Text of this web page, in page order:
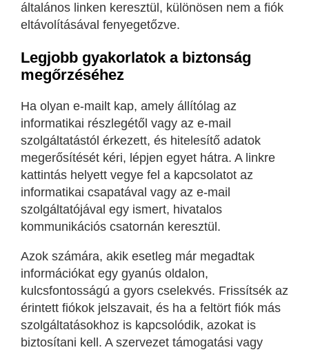
általános linken keresztül, különösen nem a fiók
eltávolításával fenyegetőzve.
Legjobb gyakorlatok a biztonság
megőrzéséhez
Ha olyan e-mailt kap, amely állítólag az
informatikai részlegétől vagy az e-mail
szolgáltatástól érkezett, és hitelesítő adatok
megerősítését kéri, lépjen egyet hátra. A linkre
kattintás helyett vegye fel a kapcsolatot az
informatikai csapatával vagy az e-mail
szolgáltatójával egy ismert, hivatalos
kommunikációs csatornán keresztül.
Azok számára, akik esetleg már megadtak
információkat egy gyanús oldalon,
kulcsfontosságú a gyors cselekvés. Frissítsék az
érintett fiókok jelszavait, és ha a feltört fiók más
szolgáltatásokhoz is kapcsolódik, azokat is
biztosítani kell. A szervezet támogatási vagy